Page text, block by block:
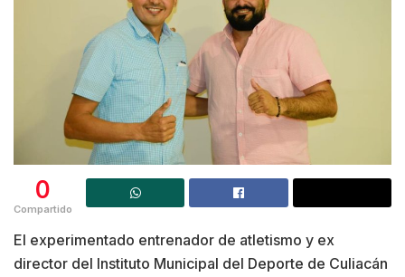
0
Compartido
El experimentado entrenador de atletismo y ex
director del Instituto Municipal del Deporte de Culiacán